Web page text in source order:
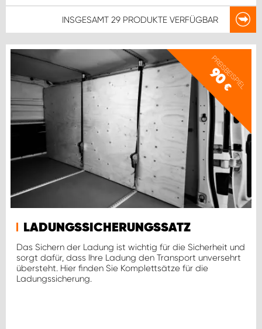
INSGESAMT 29 PRODUKTE VERFÜGBAR
PREISBEISPIEL
90
€
LADUNGSSICHERUNGSSATZ
Das Sichern der Ladung ist wichtig für die Sicherheit und
sorgt dafür, dass Ihre Ladung den Transport unversehrt
übersteht. Hier finden Sie Komplettsätze für die
Ladungssicherung.